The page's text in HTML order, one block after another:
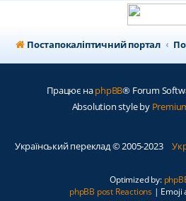
Постапокаліптичний портал
Працює наphpBB® Forum
Absolution style by
Український переклад © 2005-2023
Optimized by:
phpBB post Reactions| Emoji